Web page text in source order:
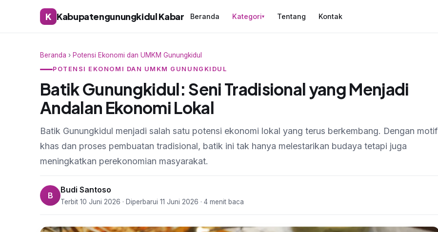
K Kabupatengunungkidul Kabar Beranda Kategori▾ Tentang Kontak
Beranda › Potensi Ekonomi dan UMKM Gunungkidul
POTENSI EKONOMI DAN UMKM GUNUNGKIDUL
Batik Gunungkidul: Seni Tradisional yang Menjadi
Andalan Ekonomi Lokal
Batik Gunungkidul menjadi salah satu potensi ekonomi lokal yang terus berkembang. Dengan motif
khas dan proses pembuatan tradisional, batik ini tak hanya melestarikan budaya tetapi juga
meningkatkan perekonomian masyarakat.
B
Budi Santoso
Terbit 10 Juni 2026 · Diperbarui 11 Juni 2026 · 4 menit baca